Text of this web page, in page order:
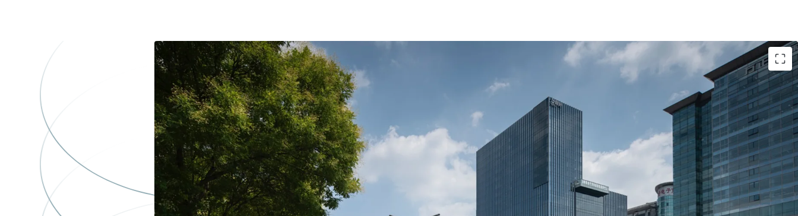
北京核心区域罕有的优质甲级写字楼投资机会
超过年的剩余土地年限（A 座：2054 年到期；B/C座：2054 年到